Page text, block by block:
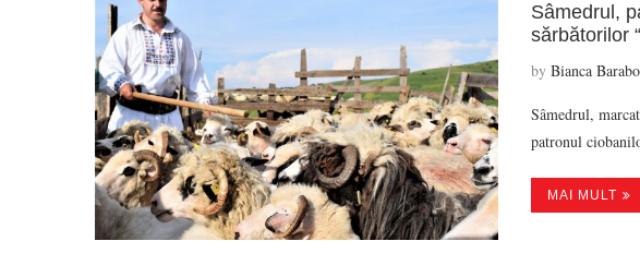
Sâmedrul,
sărbătorilor
by Bianca
Sâmedrul,
patronul
MAI MULT